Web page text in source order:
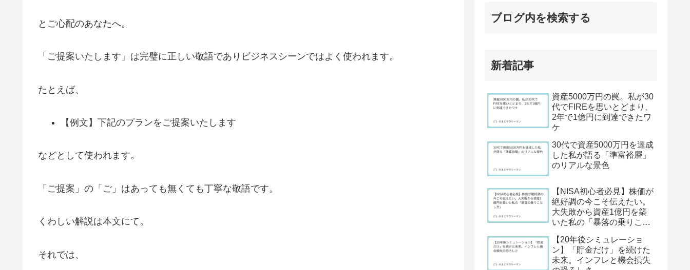
とご心配のあなたへ。
「ご提案いたします」は完璧に正しい敬語でありビジネスシーンではよく使われます。
たとえば、
【例文】下記のプランをご提案いたします
などとして使われます。
「ご提案」の「ご」はあっても無くても丁寧な敬語です。
くわしい解説は本文にて。
それでは、
ブログ内を検索する
新着記事
資産5000万円の罠。私が30
代でFIREを思いとどまり、
2年で1億円に到達できたワ
ケ
30代で資産5000万円を達成
した私が語る「準富裕層」
のリアルな景色
【NISA初心者必見】株価が
絶好調の今こそ伝えたい。
大失敗から資産1億円を築
いた私の「暴落の乗りこな
【20年後シミュレーショ
ン】「貯金だけ」を続けた
未来。インフレと機会損失